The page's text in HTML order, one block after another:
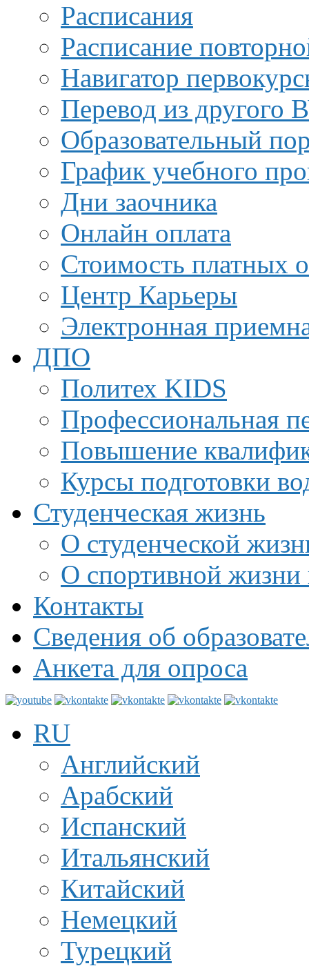
Расписания
Расписание
Навигатор
Перевод из другого
Образовательный
График учебного
Дни заочника
Онлайн оплата
Стоимость платных
Центр Карьеры
Электронная
ДПО
Политех KIDS
Профессиональная
Повышение
Курсы подготовки
Студенческая жизнь
О студенческой
О спортивной жизни
Контакты
Сведения об
Анкета для опроса
RU
Английский
Арабский
Испанский
Итальянский
Китайский
Немецкий
Турецкий